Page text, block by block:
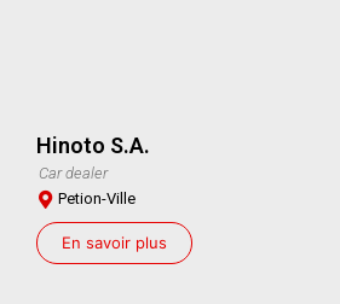
Hinoto S.A.
Car dealer
Petion-Ville
En savoir plus